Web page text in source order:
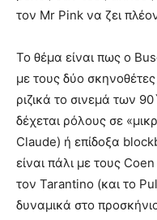
τον Mr Pink να ζει
Το θέμα είναι πως ο
με τους δύο
ριζικά το σινεμά των
δέχεται ρόλους σε
Claude) ή επίδοξα
είναι πάλι με τους
τον Tarantino (και το
δυναμικά στο